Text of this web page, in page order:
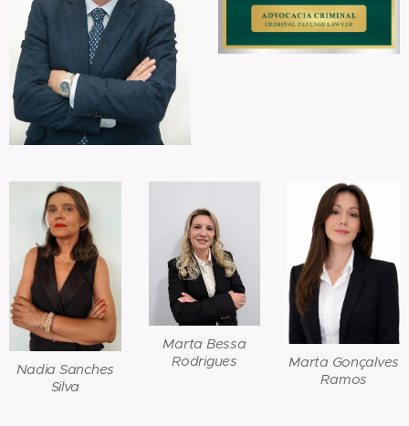
Nadia Sanches
Silva
Marta Bessa
Rodrigues
Marta Gonçalves
Ramos